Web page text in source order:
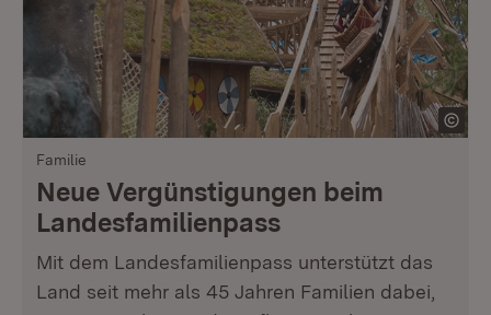
Familie
Neue Vergünstigungen beim
Landesfamilienpass
Mit dem Landesfamilienpass unterstützt das
Land seit mehr als 45 Jahren Familien dabei,